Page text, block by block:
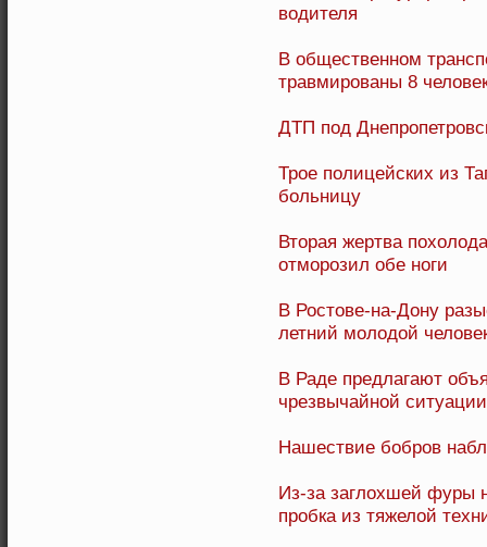
водителя
В общественном
травмированы 8
ДТП под
Трое полицейских из
больницу
Вторая жертва
отморозил обе ноги
В Ростове-на-Дону
летний молодой
В Раде предлагают
чрезвычайной ситуации
Нашествие бобров
Из-за заглохшей фуры
пробка из тяжелой